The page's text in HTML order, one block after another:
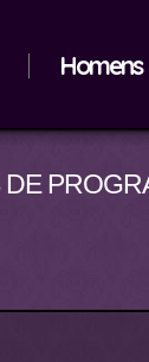
Homens